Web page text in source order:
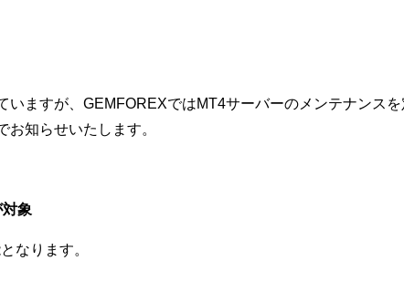
ますが、GEMFOREXではMT4サーバーのメンテナンス
知らせいたします。
象
なります。